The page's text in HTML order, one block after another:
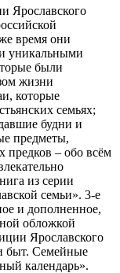
Ярославского
время они
уникальными
были
жизни
которые
семьях;
будни и
предметы,
– обо всём
из серии
семьи». 3-е
и дополненное,
обложкой
Ярославского
быт. Семейные
календарь».